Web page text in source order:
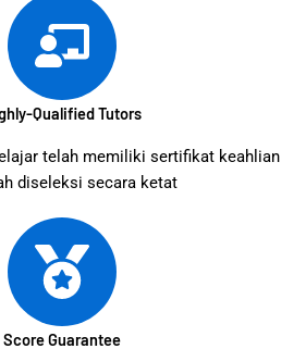
Qualified Tutors
telah memiliki sertifikat keahlian
diseleksi secara ketat
Score Guarantee